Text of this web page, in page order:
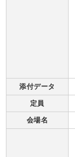
添付データ
定員
会場名